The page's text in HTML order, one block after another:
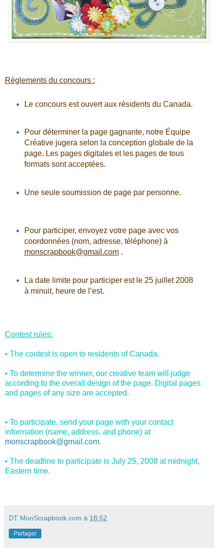
Règlements du concours :
Le concours est ouvert aux résidents du Canada.
Pour déterminer la page gagnante, notre Équipe
Créative jugera selon la conception globale de la
page. Les pages digitales et les pages de tous
formats sont acceptées.
Une seule soumission de page par personne.
Pour participer, envoyez votre page avec vos
coordonnées (nom, adresse, téléphone) à
monscrapbook@gmail.com.
La date limite pour participer est le 25 juillet 2008
à minuit, heure de l’est.
Contest rules:
• The contest is open to residents of Canada.
• To determine the winner, our creative team will judge
according to the overall design of the page. Digital pages
and pages of any size are accepted.
• To participate, send your page with your contact
information (name, address, and phone) at
monscrapbook@gmail.com.
• The deadline to participate is July 25, 2008 at midnight,
Eastern time.
DT MonScrapbook.com à 18:52
Partager